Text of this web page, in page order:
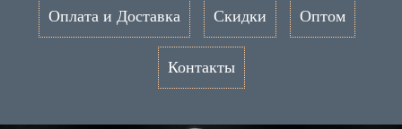
Оплата и Доставка Скидки Оптом
Контакты